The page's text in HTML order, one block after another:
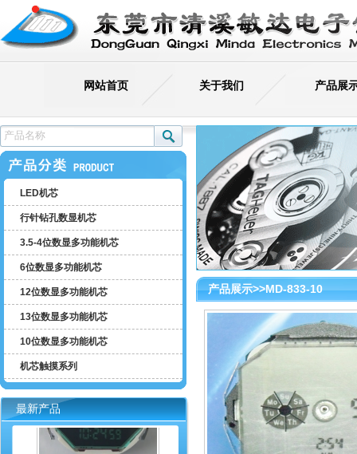
网站首页 关于我们 产品展
LED机芯
行针钻孔数显机芯
3.5-4位数显多功能机芯
6位数显多功能机芯
12位数显多功能机芯
13位数显多功能机芯
10位数显多功能机芯
机芯触摸系列
最新产品
MD-2280
产品展示>>MD-833-10